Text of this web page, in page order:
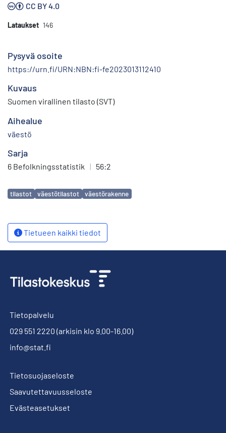
CC BY 4.0
Lataukset 146
Pysyvä osoite
https://urn.fi/URN:NBN:fi-fe2023013112410
Kuvaus
Suomen virallinen tilasto (SVT)
Aihealue
väestö
Sarja
6 Befolkningsstatistik | 56:2
Avainsanat
tilastot väestötilastot väestörakenne
Tietueen kaikki tiedot
Tietopalvelu
029 551 2220 (arkisin klo 9.00-16.00)
info@stat.fi
Tietosuojaseloste
Saavutettavuusseloste
Evästeasetukset